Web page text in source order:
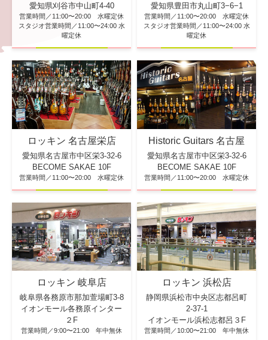
愛知県刈谷市中山町4-40
営業時間／11:00〜20:00 水曜定休
スタジオ営業時間／11:00〜24:00 水
曜定休
愛知県豊田市丸山町3−6−1
営業時間／11:00〜20:00 水曜定休
スタジオ営業時間／11:00〜24:00 水
曜定休
ロッキン 名古屋栄店
愛知県名古屋市中区栄3-32-6
BECOME SAKAE 10F
営業時間／11:00〜20:00 水曜定休
Historic Guitars 名古屋
愛知県名古屋市中区栄3-32-6
BECOME SAKAE 10F
営業時間／11:00〜20:00 水曜定休
ロッキン 岐阜店
岐阜県各務原市那加萱場町3-8
イオンモール各務原インター
２F
営業時間／9:00〜21:00 年中無休
ロッキン 浜松店
静岡県浜松市中央区志都呂町
2-37-1
イオンモール浜松志都呂３F
営業時間／10:00〜21:00 年中無休